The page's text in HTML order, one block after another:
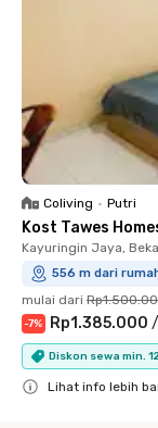
Coliving • Putri
Kost Tawes
Kayuringin Jaya,
556 m dari
mulai dari
-7% Rp1.385.000 /
Diskon sewa min.
Lihat info lebih